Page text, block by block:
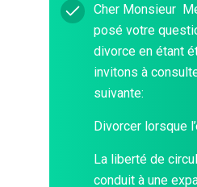
Cher Monsieur
posé votre
divorce en étant
invitons à
suivante:
Divorcer lorsque
La liberté de
conduit à une